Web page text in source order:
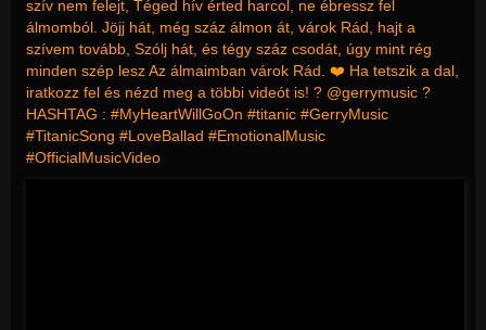
szív nem felejt, Téged hív érted harcol, ne ébressz fel
álmomból. Jöjj hát, még száz álmon át, várok Rád, hajt a
szívem tovább, Szólj hát, és tégy száz csodát, úgy mint rég
minden szép lesz Az álmaimban várok Rád. ❤️ Ha tetszik a dal,
iratkozz fel és nézd meg a többi videót is! ? @gerrymusic ?
HASHTAG : #MyHeartWillGoOn #titanic #GerryMusic
#TitanicSong #LoveBallad #EmotionalMusic
#OfficialMusicVideo